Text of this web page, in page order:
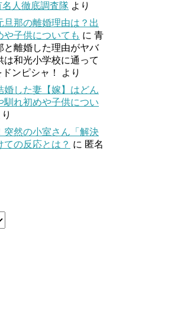
人徹底調査隊 より
旦那の離婚理由は？出
や子供についても に 青
と離婚した理由がヤバ
は和光小学校に通って
ンピシャ！
より
婚した妻【嫁】はどん
馴れ初めや子供につい
突然の小室さん「解決
の反応とは？ に 匿名